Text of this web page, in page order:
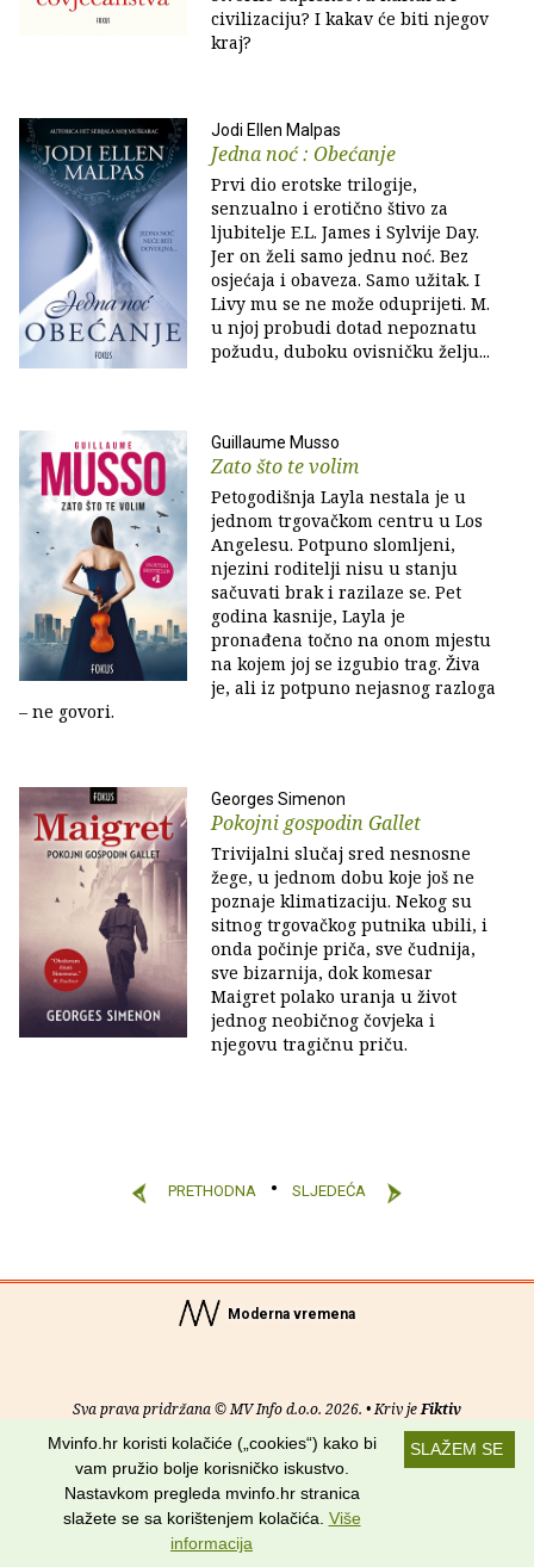
civilizaciju? I kakav će biti njegov
kraj?
Jodi Ellen Malpas
Jedna noć : Obećanje
Prvi dio erotske trilogije,
senzualno i erotično štivo za
ljubitelje E.L. James i Sylvije Day.
Jer on želi samo jednu noć. Bez
osjećaja i obaveza. Samo užitak. I
Livy mu se ne može oduprijeti. M.
u njoj probudi dotad nepoznatu
požudu, duboku ovisničku želju...
Guillaume Musso
Zato što te volim
Petogodišnja Layla nestala je u
jednom trgovačkom centru u Los
Angelesu. Potpuno slomljeni,
njezini roditelji nisu u stanju
sačuvati brak i razilaze se. Pet
godina kasnije, Layla je
pronađena točno na onom mjestu
na kojem joj se izgubio trag. Živa
je, ali iz potpuno nejasnog razloga
– ne govori.
Georges Simenon
Pokojni gospodin Gallet
Trivijalni slučaj sred nesnosne
žege, u jednom dobu koje još ne
poznaje klimatizaciju. Nekog su
sitnog trgovačkog putnika ubili, i
onda počinje priča, sve čudnija,
sve bizarnija, dok komesar
Maigret polako uranja u život
jednog neobičnog čovjeka i
njegovu tragičnu priču.
PRETHODNA SLJEDEĆA
Moderna vremena
Sva prava pridržana © MV Info d.o.o. 2026. • Kriv jeFiktiv
Uvjeti korištenja RSS kanali
Potraži nas na:
SLAŽEM SE
Mvinfo.hr koristi kolačiće („cookies“) kako bi
vam pružio bolje korisničko iskustvo.
Nastavkom pregleda mvinfo.hr stranica
slažete se sa korištenjem kolačića. Više
informacija